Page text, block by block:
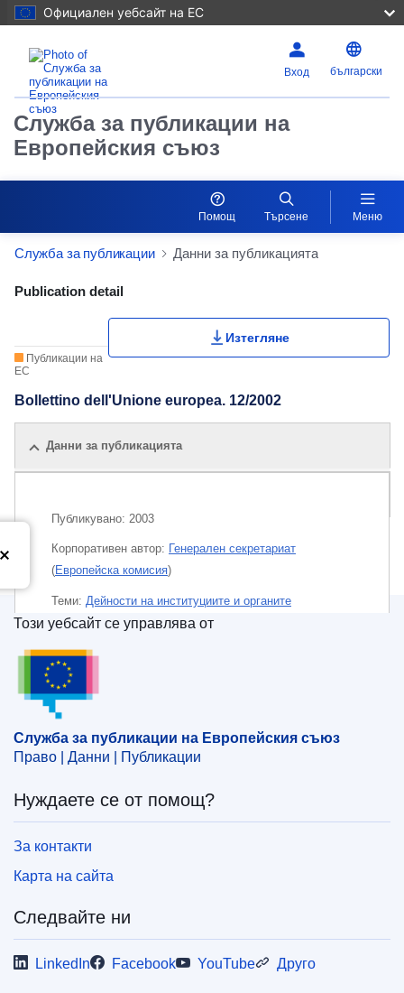
Официален уебсайт на ЕС
Вход български
Служба за публикации на
Европейския съюз
Помощ Търсене Меню
Служба за публикации Данни за публикацията
Publication Detail Actions Portlet
Publication detail
Публикации на
ЕС
Изтегляне
Bollettino dell'Unione europea. 12/2002
Данни за публикацията
Публикувано: 2003
Корпоративен aвтор: Генерален секретариат
(Европейска комисия)
Теми: Дейности на институциите и органите
Печатна версия
Released on EU publications website:2003-03-28
Показване на всички издания от тази поредица
Тази публикация е достъпна за изтегляне в
за печат (PDF/X). За повече информация за
копие на публикациите на ЕС, моля, вижте
нашия раздел„Често задавани въпроси“.
Служба за публикации на Европейския съюз
Този уебсайт се управлява от
Служба за публикации на Европейския съюз
Право | Данни | Публикации
Нуждаете се от помощ?
За контакти
Карта на сайта
Следвайте ни
LinkedIn Facebook YouTube Друго